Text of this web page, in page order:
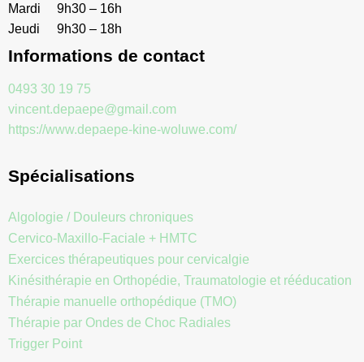
Mardi
Jeudi
9h30 – 16h
9h30 – 18h
Informations de contact
0493 30 19 75
vincent.depaepe@gmail.com
https://www.depaepe-kine-woluwe.com/
Spécialisations
Algologie / Douleurs chroniques
Cervico-Maxillo-Faciale + HMTC
Exercices thérapeutiques pour cervicalgie
Kinésithérapie en Orthopédie, Traumatologie et rééducation
Thérapie manuelle orthopédique (TMO)
Thérapie par Ondes de Choc Radiales
Trigger Point